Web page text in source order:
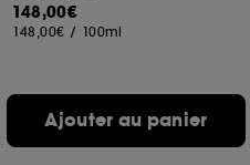
148,00€
148,00€ / 100ml
Ajouter au panier